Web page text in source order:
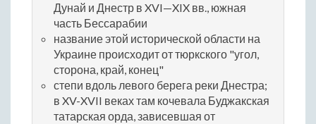
Дунай и Днестр в XVI—XIX вв., южная
часть Бессарабии
название этой исторической области на
Украине происходит от тюркского "угол,
сторона, край, конец"
степи вдоль левого берега реки Днестра;
в XV-XVII веках там кочевала Буджакская
татарская орда, зависевшая от